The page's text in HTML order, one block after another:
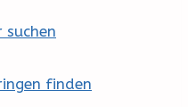
suchen
finden